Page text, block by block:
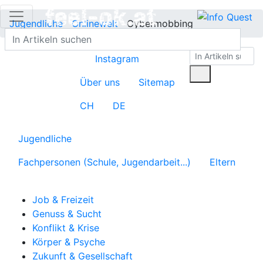
Jugendliche Onlinewelt Cybermobbing
Instagram
Über uns
Sitemap
CH
DE
Jugendliche
Fachpersonen (Schule, Jugendarbeit...)
Eltern
Job & Freizeit
Genuss & Sucht
Konflikt & Krise
Körper & Psyche
Zukunft & Gesellschaft